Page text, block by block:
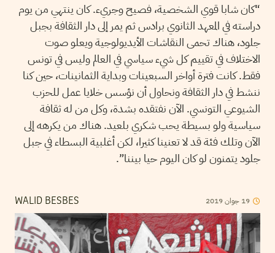
“كان شابا قوي الشخصية، فصيح وجريء. كان ينتهي من يوم
دراسته في المعهد الثانوي برادس ثم يمر إلى دار الثقافة بجبل
جلود، هناك تحمى النقاشات الأيديولوجية ويعلو صوت
الاختلاف في تقييم كل شيء سياسي في العالم وليس في تونس
فقط. كانت فترة أواخر السبعينات وبداية الثمانينات، حين كنا
ننشط في دار الثقافة ونحاول أن نؤسس خلايا عمل للحزب
الشيوعي التونسي. الآن نفتقده بشدة، وكل من له ثقافة
سياسية ولو بسيطة يحب شكري بلعيد. هناك من يكرهه إلى
الآن وتلك فئة قد لا تعنينا كثيرا، لكن أغلبية البسطاء في جبل
جلود يتمنون لو كان اليوم حيا بيننا”.
WALID BESBES 19 جوان2019